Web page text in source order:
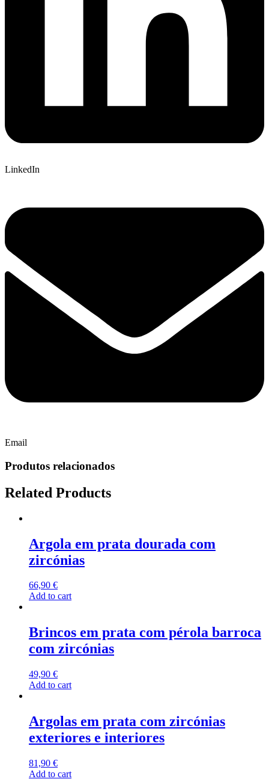
LinkedIn
Email
Produtos relacionados
Related Products
Argola em prata dourada com
zircónias
66,90 €
Add to cart
Brincos em prata com pérola barroca
com zircónias
49,90 €
Add to cart
Argolas em prata com zircónias
exteriores e interiores
81,90 €
Add to cart